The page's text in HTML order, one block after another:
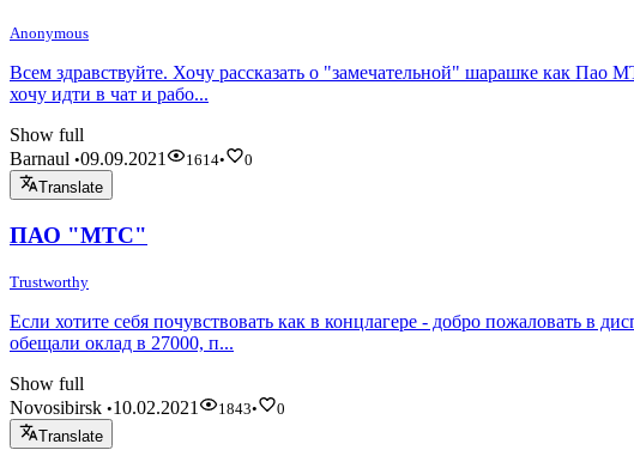
Anonymous
Всем здравствуйте. Хочу рассказать о "замечательной" шарашке как
хочу идти в чат и рабо...
Show full
Barnaul •09.09.2021 1614•
0
Translate
ПАО "МТС"
Trustworthy
Если хотите себя почувствовать как в концлагере - добро пожаловать в
обещали оклад в 27000, п...
Show full
Novosibirsk •10.02.2021 1843•
0
Translate